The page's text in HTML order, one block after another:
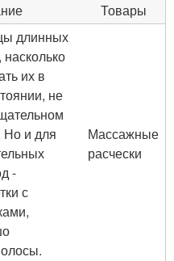
Товары
длинных
их в
не
Но и для
-
с
Массажные
расчески